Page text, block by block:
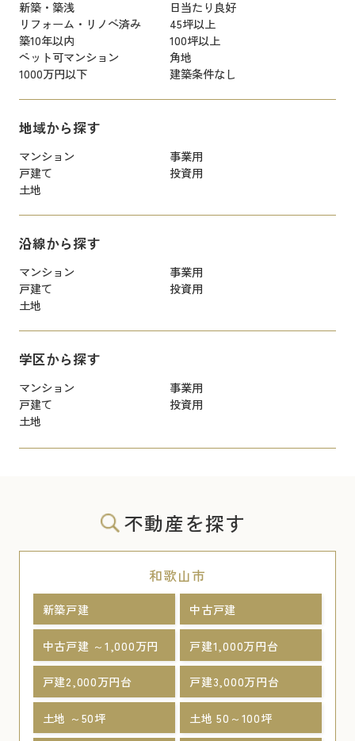
新築・築浅
日当たり良好
リフォーム・リノベ済み
45坪以上
築10年以内
100坪以上
ペット可マンション
角地
1000万円以下
建築条件なし
地域から探す
マンション
事業用
戸建て
投資用
土地
沿線から探す
マンション
事業用
戸建て
投資用
土地
学区から探す
マンション
事業用
戸建て
投資用
土地
不動産を探す
和歌山市
新築戸建 中古戸建
中古戸建 ～1,000万円 戸建1,000万円台
戸建2,000万円台 戸建3,000万円台
土地 ～50坪 土地 50～100坪